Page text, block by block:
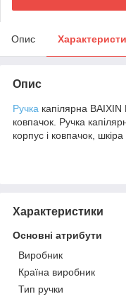
Опис
Опис
Ручка капілярна
ковпачок. Ручка
корпус і ковпачок,
Характеристики
Основні атрибути
Виробник
Країна виробник
Тип ручки